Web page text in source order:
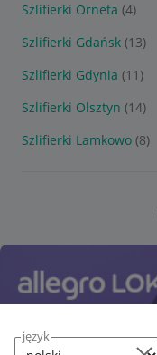
język
Szlifierki Orneta (4)
Szlifierki Gdańsk (13)
Szlifierki Gdynia (11)
Szlifierki Olsztyn (14)
Szlifierki Lamkowo (8)